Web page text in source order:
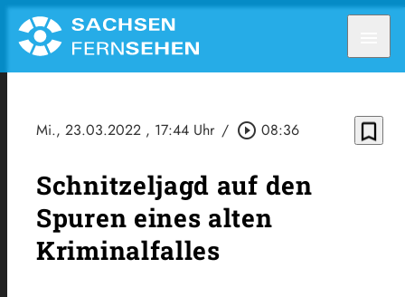
Mi., 23.03.2022 , 17:44 Uhr / play_circle_outline 08:36 bookmark_border
Schnitzeljagd auf den
Spuren eines alten
Kriminalfalles